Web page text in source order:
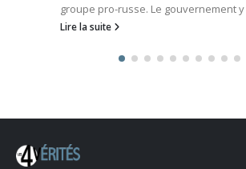
groupe pro-russe. Le gouvernement y
Lire la suite